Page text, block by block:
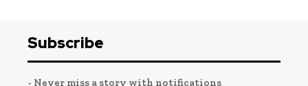
Subscribe
- Never miss a story with notifications